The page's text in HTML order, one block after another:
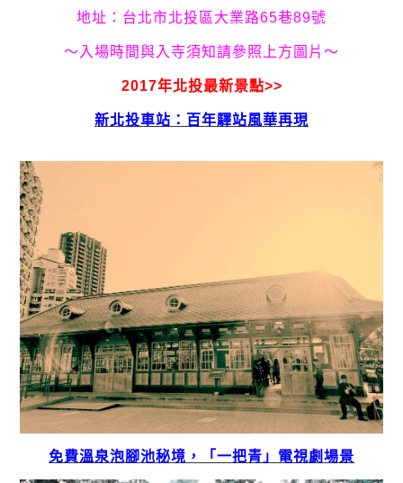
地址：台北市北投區大業路65巷89號
～入場時間與入寺須知請參照上方圖片～
2017年北投最新景點>>
新北投車站：百年驛站風華再現
免費溫泉泡腳池秘境，「一把青」電視劇場景